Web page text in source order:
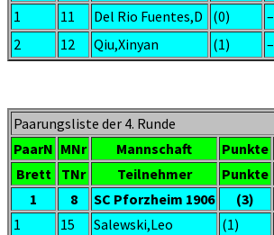
1
11 Del Rio Fuentes,D (0) –
2
12 Qiu,Xinyan (1) –
Paarungsliste der 4. Runde
PaarN MNr Mannschaft Punkte
Brett
TNr Teilnehmer Punkte
1
8 SC Pforzheim 1906 (3)
1
15 Salewski,Leo (1)